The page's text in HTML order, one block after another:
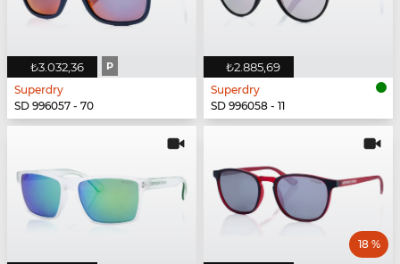
₺3.032,36 P
Superdry
SD 996057 - 70
₺2.885,69
Superdry
SD 996058 - 11
18 %